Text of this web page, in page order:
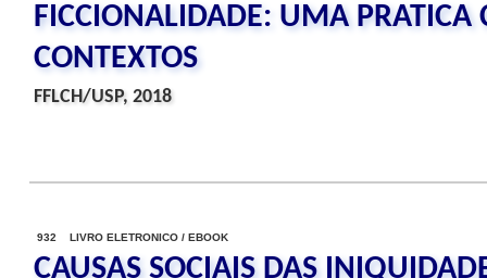
FICCIONALIDADE: UMA PRATICA
CONTEXTOS
FFLCH/USP, 2018
932 LIVRO ELETRONICO / EBOOK
CAUSAS SOCIAIS DAS